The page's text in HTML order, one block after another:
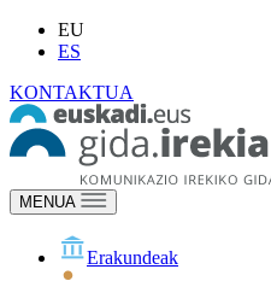
EU
ES
KONTAKTUA
MENUA
Erakundeak